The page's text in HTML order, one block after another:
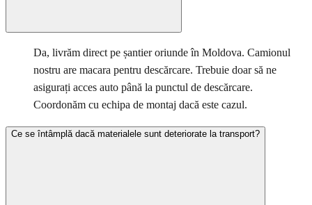
Da, livrăm direct pe șantier oriunde în Moldova. Camionul
nostru are macara pentru descărcare. Trebuie doar să ne
asigurați acces auto până la punctul de descărcare.
Coordonăm cu echipa de montaj dacă este cazul.
Ce se întâmplă dacă materialele sunt deteriorate la transport?